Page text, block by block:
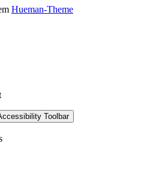
Hueman-Theme
Toolbar